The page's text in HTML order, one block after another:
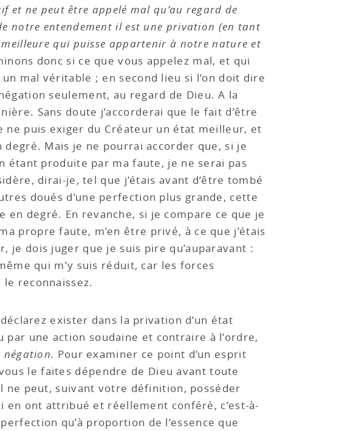
et ne peut être appelé mal qu’au regard de
notre entendement il est une privation (en tant
qui puisse appartenir à notre nature et
donc si ce que vous appelez mal, et qui
mal véritable ; en second lieu si l’on doit dire
seulement, au regard de Dieu. A la
Sans doute j’accorderai que le fait d’être
puis exiger du Créateur un état meilleur, et
Mais je ne pourrai accorder que, si je
étant produite par ma faute, je ne serai pas
dirai-je, tel que j’étais avant d’être tombé
doués d’une perfection plus grande, cette
degré. En revanche, si je compare ce que je
propre faute, m’en être privé, à ce que j’étais
je dois juger que je suis pire qu’auparavant :
qui m’y suis réduit, car les forces
reconnaissez.
exister dans la privation d’un état
une action soudaine et contraire à l’ordre,
négation. Pour examiner ce point d’un esprit
le faites dépendre de Dieu avant toute
ne peut, suivant votre définition, posséder
en ont attribué et réellement conféré, c’est-à-
qu’à proportion de l’essence que